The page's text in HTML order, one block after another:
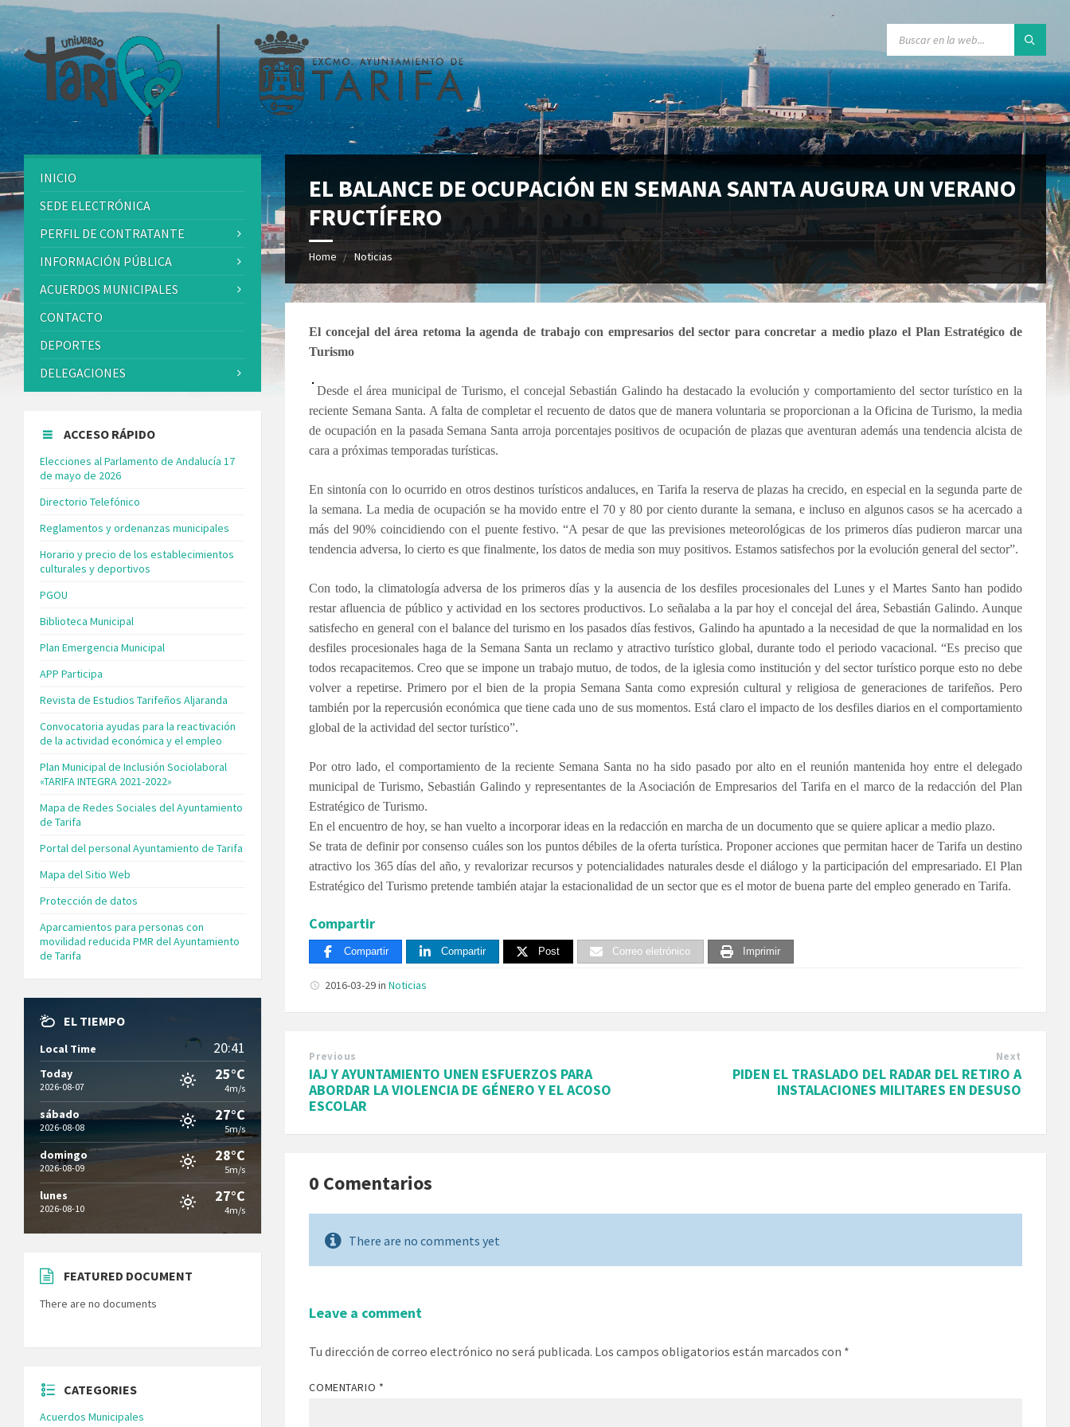
EL BALANCE DE OCUPACIÓN EN SEMANA SANTA AUGURA UN VERANO
FRUCTÍFERO
Home Noticias
El concejal del área retoma la agenda de trabajo con empresarios del sector para concretara medio plazo el Plan Estratégico de
Turismo
Desde el área municipal de Turismo, el concejal Sebastián Galindo ha destacado la evolución y comportamiento del sector turístico en la
reciente Semana Santa. A falta de completar el recuento de datos que de manera voluntaria se proporcionan a la Oficina de Turismo, la media
de ocupación en la pasada Semana Santa arroja porcentajes positivos de ocupación de plazas que aventuran además una tendencia alcista de
cara a próximas temporadas turísticas.
En sintonía con lo ocurrido en otros destinos turísticos andaluces, en Tarifa la reserva de plazas ha crecido, en especial en la segunda parte de
la semana. La media de ocupación se ha movido entre el 70 y 80 por ciento durante la semana, e incluso en algunos casos se ha acercado a
más del 90% coincidiendo con el puente festivo. “A pesar de que las previsiones meteorológicas de los primeros días pudieron marcar una
tendencia adversa, lo cierto es que finalmente, los datos de media son muy positivos. Estamos satisfechos por la evolución general del sector”.
Con todo, la climatología adversa de los primeros días y la ausencia de los desfiles procesionales del Lunes y el Martes Santo han podido
restar afluencia de público y actividad en los sectores productivos. Lo señalaba a la par hoy el concejal del área, Sebastián Galindo. Aunque
satisfecho en general con el balance del turismo en los pasados días festivos, Galindo ha apuntado a la necesidad de que la normalidad en los
desfiles procesionales haga de la Semana Santa un reclamo y atractivo turístico global, durante todo el periodo vacacional. “Es preciso que
todos recapacitemos. Creo que se impone un trabajo mutuo, de todos, de la iglesia como institución y del sector turístico porque esto no debe
volver a repetirse. Primero por el bien de la propia Semana Santa como expresión cultural y religiosa de generaciones de tarifeños. Pero
también por la repercusión económica que tiene cada uno de sus momentos. Está claro el impacto de los desfiles diarios en el comportamiento
global de la actividad del sector turístico”.
Por otro lado, el comportamiento de la reciente Semana Santa no ha sido pasado por alto en el reunión mantenida hoy entre el delegado
municipal de Turismo, Sebastián Galindo y representantes de la Asociación de Empresarios del Tarifa en el marco de la redacción del Plan
Estratégico de Turismo.
En el encuentro de hoy, se han vuelto a incorporar ideas en la redacción en marcha de un documento que se quiere aplicar a medio plazo.
Se trata de definir por consenso cuáles son los puntos débiles de la oferta turística. Proponer acciones que permitan hacer de Tarifa un destino
atractivo los 365 días del año, y revalorizar recursos y potencialidades naturales desde el diálogo y la participación del empresariado. El Plan
Estratégico del Turismo pretende también atajar la estacionalidad de un sector que es el motor de buena parte del empleo generado en Tarifa.
Compartir
Compartir Compartir Post Correo eletrónico Imprimir
2016-03-29inNoticias
Previous
IAJ Y AYUNTAMIENTO UNEN ESFUERZOS PARA
ABORDAR LA VIOLENCIA DE GÉNERO Y EL ACOSO
ESCOLAR
Next
PIDEN EL TRASLADO DEL RADAR DEL RETIRO A
INSTALACIONES MILITARES EN DESUSO
0 Comentarios
There are no comments yet
Leave a comment
Tu dirección de correo electrónico no será publicada. Los campos obligatorios están marcados con *
COMENTARIO *
INICIO
SEDE ELECTRÓNICA
PERFIL DE CONTRATANTE
INFORMACIÓN PÚBLICA
ACUERDOS MUNICIPALES
CONTACTO
DEPORTES
DELEGACIONES
ACCESO RÁPIDO
Elecciones al Parlamento de Andalucía 17
de mayo de 2026
Directorio Telefónico
Reglamentos y ordenanzas municipales
Horario y precio de los establecimientos
culturales y deportivos
PGOU
Biblioteca Municipal
Plan Emergencia Municipal
APP Participa
Revista de Estudios Tarifeños Aljaranda
Convocatoria ayudas para la reactivación
de la actividad económica y el empleo
Plan Municipal de Inclusión Sociolaboral
«TARIFA INTEGRA 2021-2022»
Mapa de Redes Sociales del Ayuntamiento
de Tarifa
Portal del personal Ayuntamiento de Tarifa
Mapa del Sitio Web
Protección de datos
Aparcamientos para personas con
movilidad reducida PMR del Ayuntamiento
de Tarifa
EL TIEMPO
Local Time 20:41
Today
2026-08-07
25°C
4m/s
sábado
2026-08-08
27°C
5m/s
domingo
2026-08-09
28°C
5m/s
lunes
2026-08-10
27°C
4m/s
FEATURED DOCUMENT
There are no documents
CATEGORIES
Acuerdos Municipales